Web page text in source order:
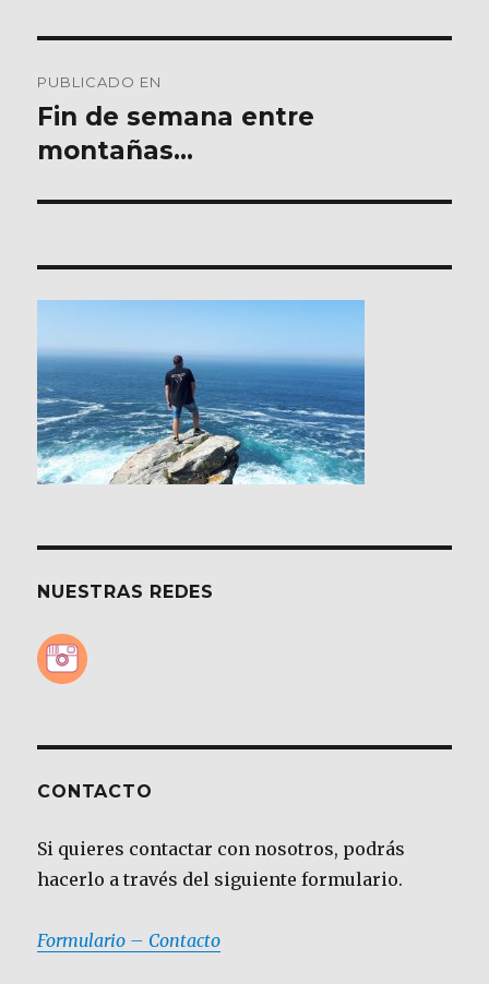
de
entradas
PUBLICADO EN
Fin de semana entre
montañas…
NUESTRAS REDES
CONTACTO
Si quieres contactar con nosotros, podrás
hacerlo a través del siguiente formulario.
Formulario – Contacto